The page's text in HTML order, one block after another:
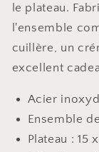
le plateau.
l'ensemble
cuillère, un
excellent
Acier
Ensemble
Plateau : 15